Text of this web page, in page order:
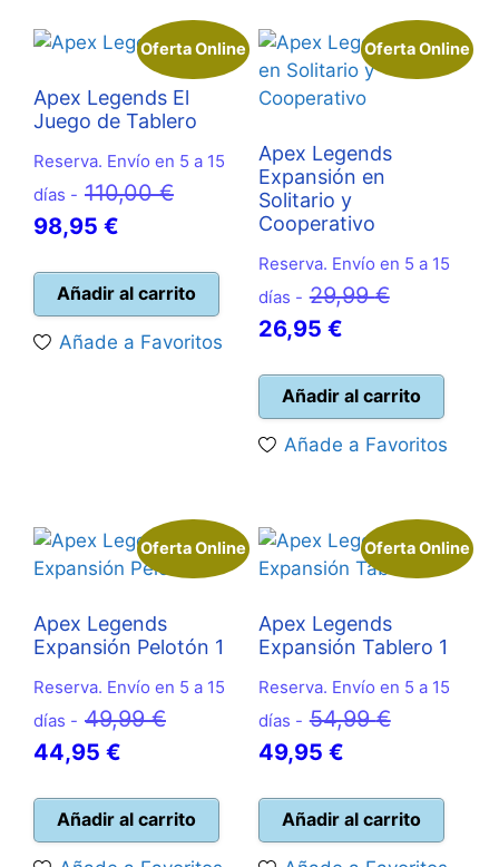
Oferta Online
Apex Legends El
Juego de Tablero
Reserva. Envío en 5 a 15
días - 110,00€El
era:
110,00 €.
98,95 €
actual
es:
98,95 €.
Añadir al carrito
Añade a Favoritos
Oferta Online
Apex Legends
Expansión en
Solitario y
Cooperativo
Reserva. Envío en 5 a 15
días - 29,99€El
era:
29,99 €.
26,95 €El
actual
es:
26,95 €.
Añadir al carrito
Añade a Favoritos
Oferta Online
Apex Legends
Expansión Pelotón 1
Reserva. Envío en 5 a 15
días - 49,99€El
era:
49,99 €.
44,95 €
actual
es:
Añadir al carrito
Oferta Online
Apex Legends
Expansión Tablero 1
Reserva. Envío en 5 a 15
días - 54,99€El
era:
54,99 €.
49,95 €El
actual
es:
Añadir al carrito